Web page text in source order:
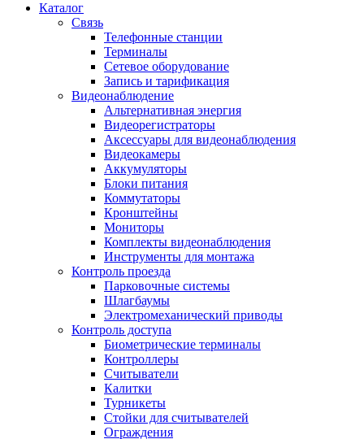
Каталог
Связь
Телефонные станции
Терминалы
Сетевое оборудование
Запись и тарификация
Видеонаблюдение
Альтернативная энергия
Видеорегистраторы
Аксессуары для видеонаблюдения
Видеокамеры
Аккумуляторы
Блоки питания
Коммутаторы
Кронштейны
Мониторы
Комплекты видеонаблюдения
Инструменты для монтажа
Контроль проезда
Парковочные системы
Шлагбаумы
Электромеханический приводы
Контроль доступа
Биометрические терминалы
Контроллеры
Считыватели
Калитки
Турникеты
Стойки для считывателей
Ограждения